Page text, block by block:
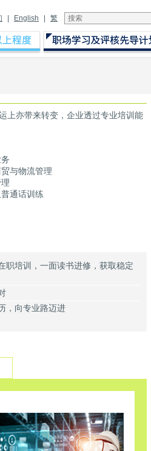
English 繁
上亦带来转变，企业透过专业培训能
与物流管理
通话训练
职培训，一面读书进修，获取稳定
，向专业路迈进